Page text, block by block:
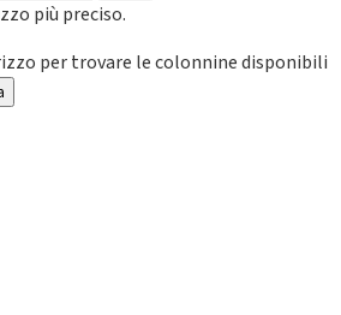
più preciso.
per trovare le colonnine disponibili